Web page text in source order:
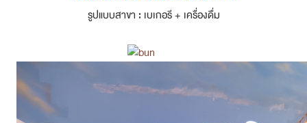
รูปแบบสาขา : เบเกอรี + เครื่องดื่ม